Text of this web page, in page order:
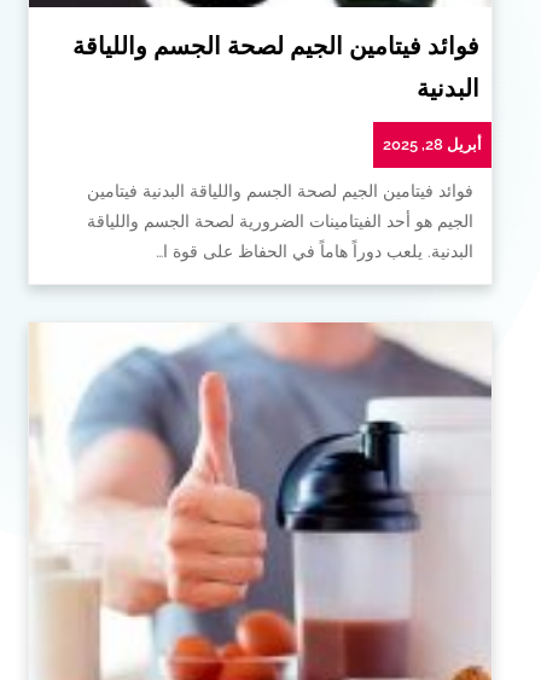
فوائد فيتامين الجيم لصحة الجسم واللياقة
البدنية
أبريل 28, 2025
فوائد فيتامين الجيم لصحة الجسم واللياقة البدنية فيتامين
الجيم هو أحد الفيتامينات الضرورية لصحة الجسم واللياقة
البدنية. يلعب دوراً هاماً في الحفاظ على قوة ا…